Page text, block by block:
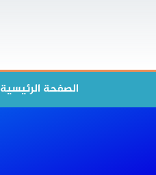
الصفحة الرئیسیة